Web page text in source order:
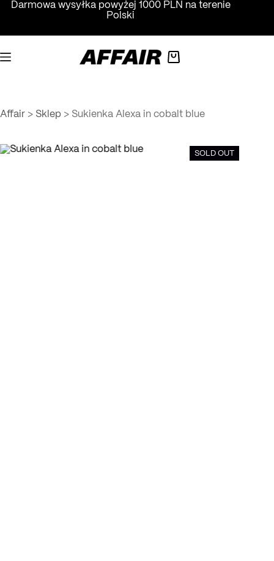
PrzejdźDarmowa wysyłka powyżej 1000 PLN na terenie
Polski
Koszyk
Affair > Sklep > Sukienka Alexa in cobalt blue
SOLD OUT